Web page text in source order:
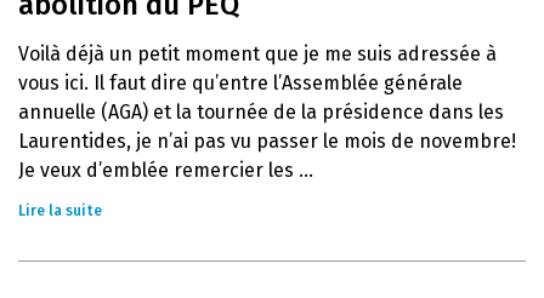
Voilà déjà un petit moment que je me suis adressée à
vous ici. Il faut dire qu’entre l’Assemblée générale
annuelle (AGA) et la tournée de la présidence dans les
Laurentides, je n’ai pas vu passer le mois de novembre!
Je veux d’emblée remercier les ...
Lire la suite